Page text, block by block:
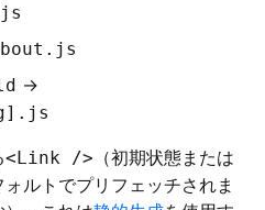
→
<Link /> （初期状態または
ルトでプリフェッチされま